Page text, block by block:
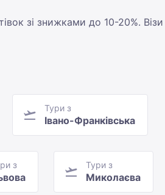
зі знижками до 10-20%.
Тури з
Івано-Франківська
з Тури з
Миколаєва